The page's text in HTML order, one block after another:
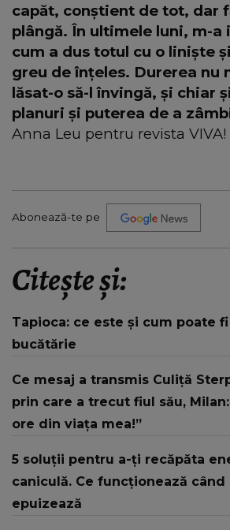
capăt, conștient de tot, dar
plângă. În ultimele luni, m-a
cum a dus totul cu o liniște
greu de înțeles. Durerea nu
lăsat-o să-l învingă, și chiar
planuri și puterea de a
Anna Leu pentru revista VIVA!
Abonează-te pe
Citește și:
Tapioca: ce este și cum poate
bucătărie
Ce mesaj a transmis Culiță
prin care a trecut fiul său,
ore din viața mea!”
5 soluții pentru a-ți recăpăta
caniculă. Ce funcționează când
epuizează